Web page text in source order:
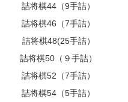
詰将棋44（9手詰）
詰将棋46（7手詰）
詰将棋48(25手詰）
詰将棋50（９手詰）
詰将棋52（7手詰）
詰将棋54（5手詰）